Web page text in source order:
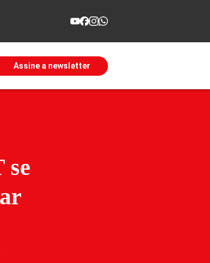
Assine a newsletter
se